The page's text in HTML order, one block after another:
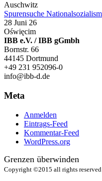
Spurensuche
28 Juni 26
Oświęcim
IBB e.V. / IBB gGmbh
Bornstr. 66
44145 Dortmund
+49 231 952096-0
info@ibb-d.de
Meta
Anmelden
Eintrags-Feed
Kommentar-Feed
WordPress.org
Grenzen überwinden
Copyright ©2015 all rights reserved